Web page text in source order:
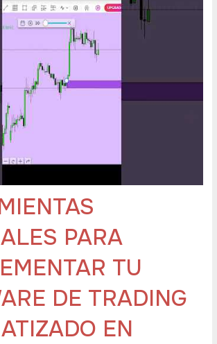
PARA
TU
DE TRADING
EN